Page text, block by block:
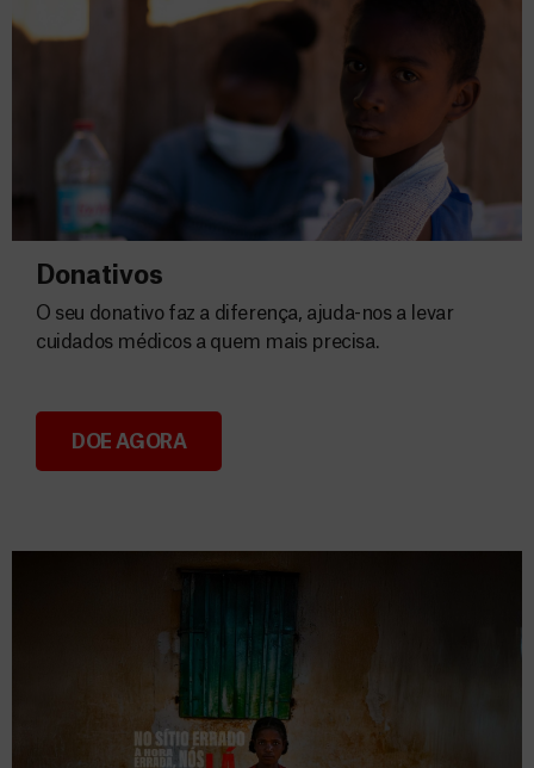
Donativos
Donativos
O seu donativo faz a diferença, ajuda-nos a levar
cuidados médicos a quem mais precisa.
DOE AGORA